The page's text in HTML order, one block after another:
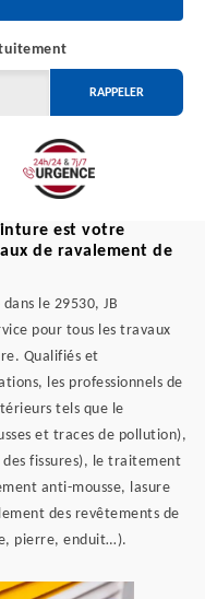
est votre
de ravalement de
le 29530, JB
pour tous les travaux
Qualifiés et
les professionnels de
tels que le
et traces de pollution),
fissures), le traitement
anti-mousse, lasure
des revêtements de
pierre, enduit…).